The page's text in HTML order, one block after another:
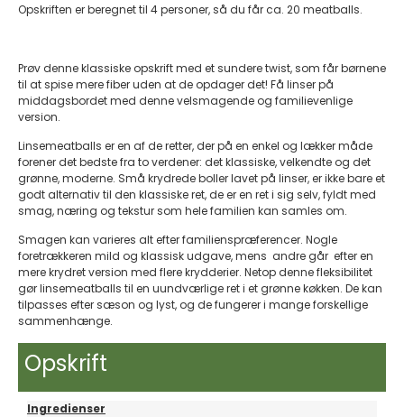
Opskriften er beregnet til 4 personer, så du får ca. 20 meatballs.
Prøv denne klassiske opskrift med et sundere twist, som får børnene
til at spise mere fiber uden at de opdager det! Få linser på
middagsbordet med denne velsmagende og familievenlige
version.
Linsemeatballs er en af de retter, der på en enkel og lækker måde
forener det bedste fra to verdener: det klassiske, velkendte og det
grønne, moderne. Små krydrede boller lavet på linser, er ikke bare et
godt alternativ til den klassiske ret, de er en ret i sig selv, fyldt med
smag, næring og tekstur som hele familien kan samles om.
Smagen kan varieres alt efter familienspræferencer. Nogle
foretrækkeren mild og klassisk udgave, mens andre går efter en
mere krydret version med flere krydderier. Netop denne fleksibilitet
gør linsemeatballs til en uundværlige ret i et grønne køkken. De kan
tilpasses efter sæson og lyst, og de fungerer i mange forskellige
sammenhænge.
Opskrift
Ingredienser